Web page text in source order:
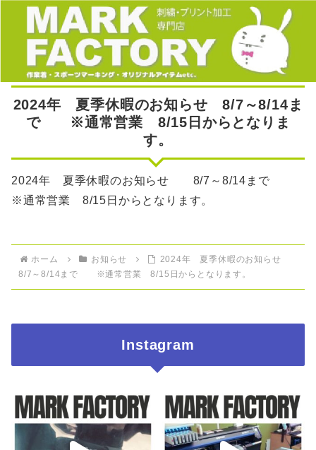
2024年 夏季休暇のお知らせ 8/7～8/14ま
で ※通常営業 8/15日からとなりま
す。
2024年 夏季休暇のお知らせ 8/7～8/14まで
※通常営業 8/15日からとなります。
ホーム お知らせ
2024年 夏季休暇のお知らせ
8/7～8/14まで ※通常営業 8/15日からとなります。
Instagram